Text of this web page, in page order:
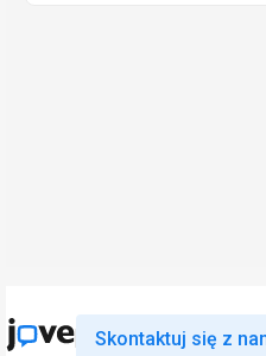
Skontaktuj się z